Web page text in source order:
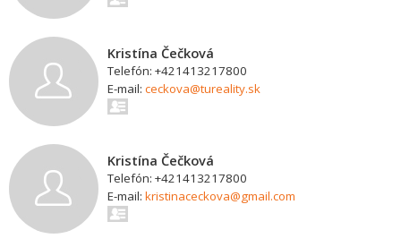
Kristína Čečková
Telefón: +421413217800
E-mail: ceckova@tureality.sk
Kristína Čečková
Telefón: +421413217800
E-mail: kristinaceckova@gmail.com